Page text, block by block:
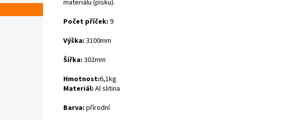
materiálu (písku).
Počet příček: 9
Výška: 3100mm
Šířka: 302mm
Hmotnost:6,1kg
Materiál: Al slitina
Barva: přírodní